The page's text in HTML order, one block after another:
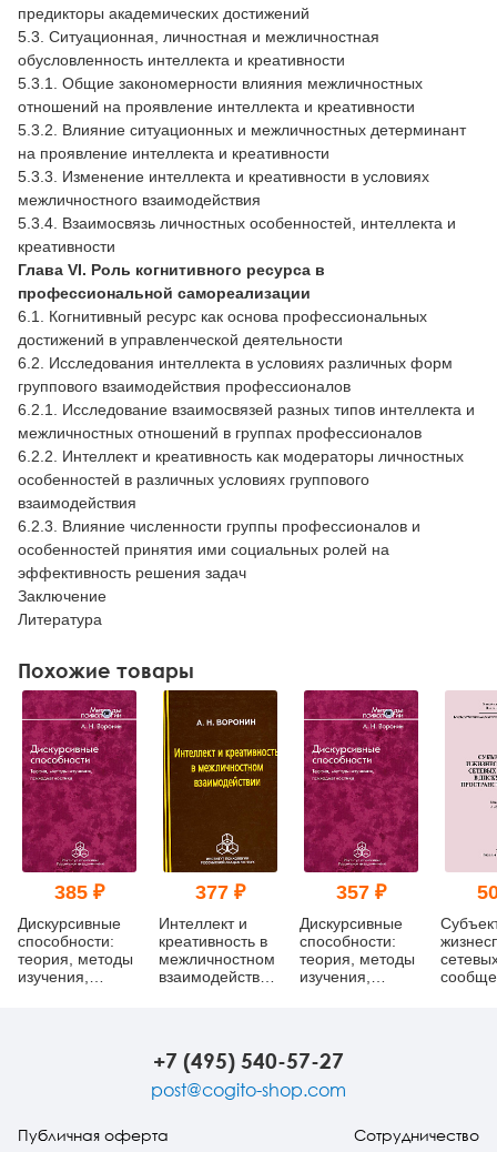
предикторы академических достижений
5.3. Cитуационная, личностная и межличностная
обусловленность интеллекта и креативности
5.3.1. Общие закономерности влияния межличностных
отношений на проявление интеллекта и креативности
5.3.2. Влияние ситуационных и межличностных детерминант
на проявление интеллекта и креативности
5.3.3. Изменение интеллекта и креативности в условиях
межличностного взаимодействия
5.3.4. Взаимосвязь личностных особенностей, интеллекта и
креативности
Глава VI. Роль когнитивного ресурса в
профессиональной самореализации
6.1. Когнитивный ресурс как основа профессиональных
достижений в управленческой деятельности
6.2. Исследования интеллекта в условиях различных форм
группового взаимодействия профессионалов
6.2.1. Исследование взаимосвязей разных типов интеллекта и
межличностных отношений в группах профессионалов
6.2.2. Интеллект и креативность как модераторы личностных
особенностей в различных условиях группового
взаимодействия
6.2.3. Влияние численности группы профессионалов и
особенностей принятия ими социальных ролей на
эффективность решения задач
Заключение
Литература
Похожие товары
385 ₽
Дискурсивные
способности:
теория, методы
изучения,
377 ₽
Интеллект и
креативность в
межличностном
взаимодействии
357 ₽
Дискурсивные
способности:
теория, методы
изучения,
+7 (495) 540-57-27
post@cogito-shop.com
Публичная оферта Сотрудничество